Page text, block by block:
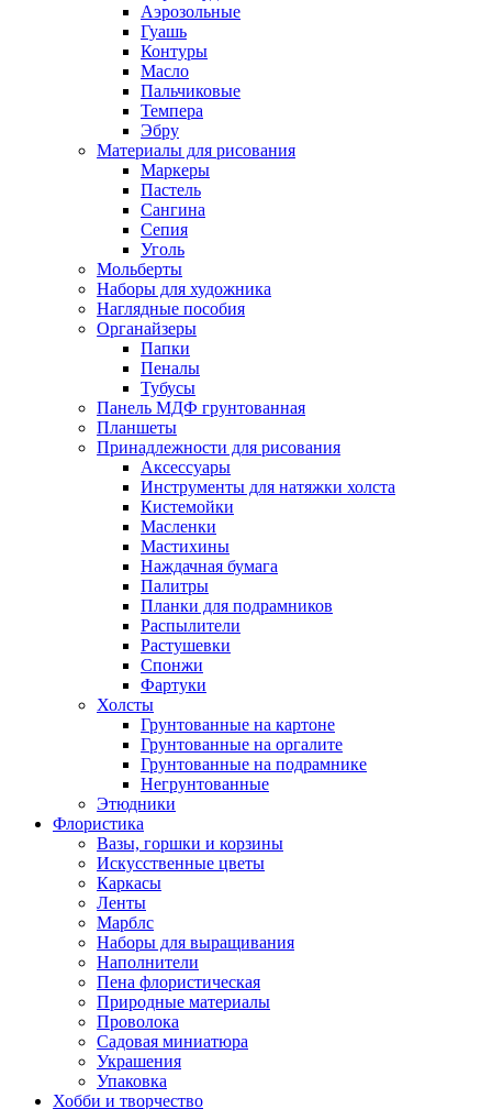
Аэрозольные
Гуашь
Контуры
Масло
Пальчиковые
Темпера
Эбру
Материалы для рисования
Маркеры
Пастель
Сангина
Сепия
Уголь
Мольберты
Наборы для художника
Наглядные пособия
Органайзеры
Папки
Пеналы
Тубусы
Панель МДФ грунтованная
Планшеты
Принадлежности для рисования
Аксессуары
Инструменты для натяжки холста
Кистемойки
Масленки
Мастихины
Наждачная бумага
Палитры
Планки для подрамников
Распылители
Растушевки
Спонжи
Фартуки
Холсты
Грунтованные на картоне
Грунтованные на оргалите
Грунтованные на подрамнике
Негрунтованные
Этюдники
Флористика
Вазы, горшки и корзины
Искусственные цветы
Каркасы
Ленты
Марблс
Наборы для выращивания
Наполнители
Пена флористическая
Природные материалы
Проволока
Садовая миниатюра
Украшения
Упаковка
Хобби и творчество